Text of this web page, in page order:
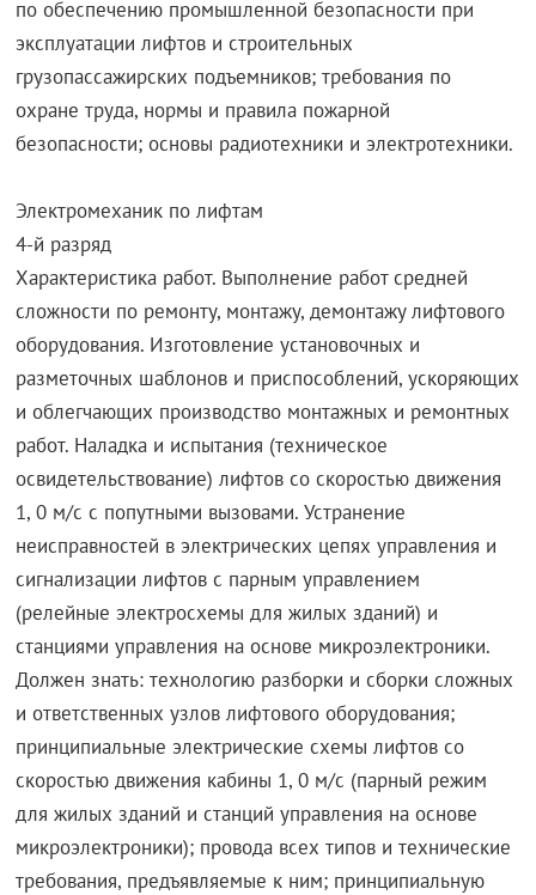
по обеспечению промышленной безопасности при
эксплуатации лифтов и строительных
грузопассажирских подъемников; требования по
охране труда, нормы и правила пожарной
безопасности; основы радиотехники и электротехники.
Электромеханик по лифтам
4-й разряд
Характеристика работ. Выполнение работ средней
сложности по ремонту, монтажу, демонтажу лифтового
оборудования. Изготовление установочных и
разметочных шаблонов и приспособлений, ускоряющих
и облегчающих производство монтажных и ремонтных
работ. Наладка и испытания (техническое
освидетельствование) лифтов со скоростью движения
1, 0 м/с с попутными вызовами. Устранение
неисправностей в электрических цепях управления и
сигнализации лифтов с парным управлением
(релейные электросхемы для жилых зданий) и
станциями управления на основе микроэлектроники.
Должен знать: технологию разборки и сборки сложных
и ответственных узлов лифтового оборудования;
принципиальные электрические схемы лифтов со
скоростью движения кабины 1, 0 м/с (парный режим
для жилых зданий и станций управления на основе
микроэлектроники); провода всех типов и технические
требования, предъявляемые к ним; принципиальную